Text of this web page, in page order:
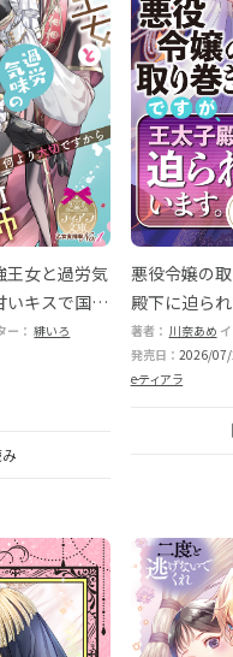
王女と過労気
いキスで国を
ー：緋いろ
悪役令嬢の
殿下に迫ら
子編］中
著者： 川奈あめ
発売日： 2026/
e-ティアラ